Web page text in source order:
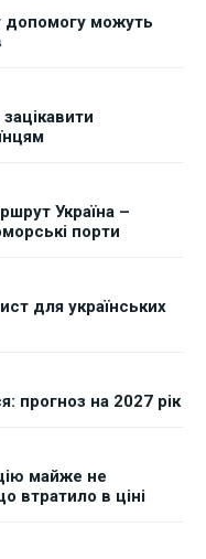
допомогу можуть
Україна –
порти
для українських
прогноз на 2027 рік
майже не
втратило в ціні